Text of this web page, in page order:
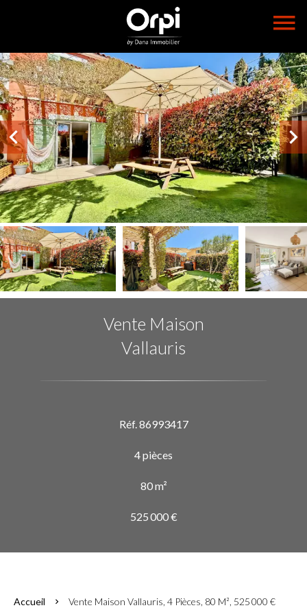
Vente Maison
Vallauris
Réf. 86993417
4 pièces
80 m²
525 000 €
Accueil Vente Maison Vallauris, 4 Pièces, 80 M², 525 000 €